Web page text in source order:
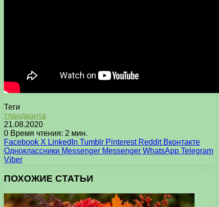
Теги
тландианта
21.08.2020
0 Время чтения: 2 мин.
Facebook X LinkedIn Tumblr Pinterest Reddit Вконтакте
Одноклассники Messenger Messenger WhatsApp Telegram
Viber
ПОХОЖИЕ СТАТЬИ